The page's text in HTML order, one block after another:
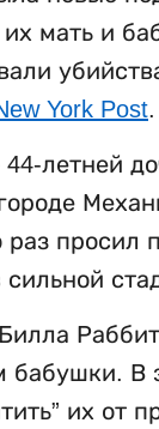
их мать и
York Post.
летней
раз
В
их от